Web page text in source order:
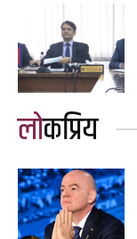
लोकप्रिय